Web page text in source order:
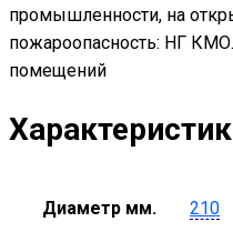
промышленности, на
пожароопасность: НГ
помещений
Диаметр мм. 210